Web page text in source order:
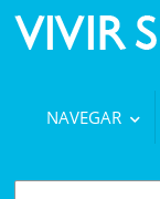
NAVEGAR
BUSCAR